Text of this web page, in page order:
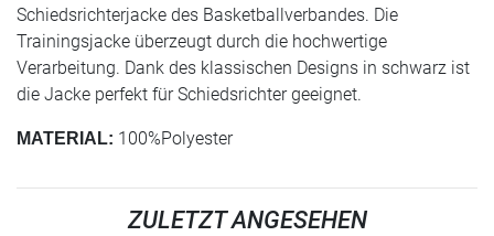
Schiedsrichterjacke des Basketballverbandes. Die
Trainingsjacke überzeugt durch die hochwertige
Verarbeitung. Dank des klassischen Designs in schwarz ist
die Jacke perfekt für Schiedsrichter geeignet.
MATERIAL: 100%Polyester
ZULETZT ANGESEHEN